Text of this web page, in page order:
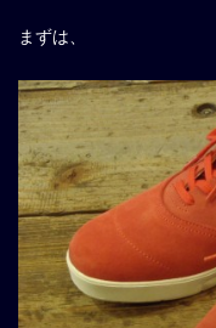
まずは、